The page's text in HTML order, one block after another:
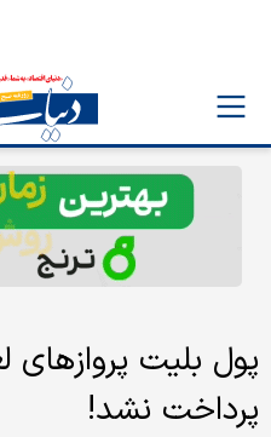
پول بلیت‌
پرداخت نشد!